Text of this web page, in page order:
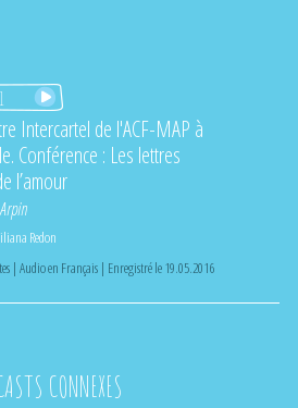
Intercartel de l'ACF-MAP à
Conférence : Les lettres
l’amour
Redon
| Audio en Français | Enregistré le 19.05.2016
CONNEXES